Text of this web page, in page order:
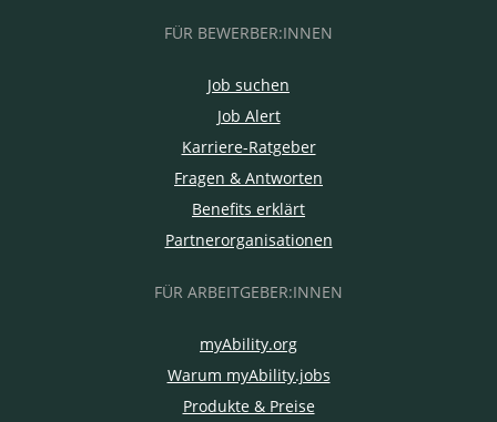
FÜR BEWERBER:INNEN
Job suchen
Job Alert
Karriere-Ratgeber
Fragen & Antworten
Benefits erklärt
Partnerorganisationen
FÜR ARBEITGEBER:INNEN
myAbility.org
Warum myAbility.jobs
Produkte & Preise